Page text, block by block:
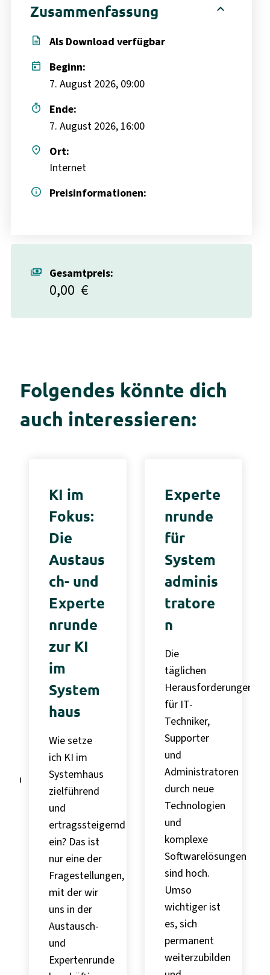
Zusammenfassung expand_less
description
Als Download verfügbar
today
Beginn:
7. August 2026, 09:00
timer
Ende:
7. August 2026, 16:00
place
Ort:
Internet
info
Preisinformationen:
payments Gesamtpreis:
0,00 €
Folgendes könnte dich
auch interessieren:
KI im
Fokus:
Die
Austaus
ch- und
Experte
nrunde
zur KI
im
System
haus
Wie setze
ich KI im
Systemhaus
zielführend
und
ertragssteigernd
ein? Das ist
nur eine der
Fragestellungen,
mit der wir
uns in der
Austausch-
und
Expertenrunde
Experte
nrunde
für
System
adminis
tratore
n
Die
täglichen
Herausforderungen
für IT-
Techniker,
Supporter
und
Administratoren
durch neue
Technologien
und
komplexe
Softwarelösungen
sind hoch.
Umso
wichtiger ist
es, sich
permanent
weiterzubilden